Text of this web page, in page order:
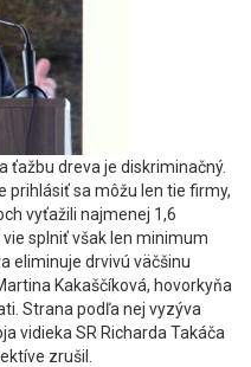
ťažbu dreva je diskriminačný.
prihlásiť sa môžu len tie firmy,
vyťažili najmenej 1,6
splniť však len minimum
eliminuje drvivú väčšinu
Kakaščíková, hovorkyňa
Strana podľa nej vyzýva
vidieka SR Richarda Takáča
zrušil.